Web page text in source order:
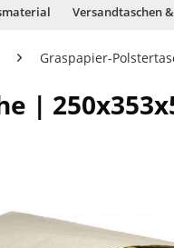
Versandtaschen
Graspapier-
|